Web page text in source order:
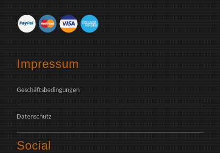
Impressum
Geschäftsbedingungen
Datenschutz
Social